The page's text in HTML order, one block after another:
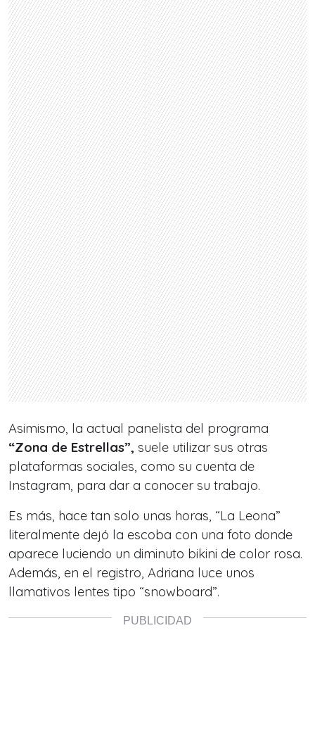
Asimismo, la actual panelista del programa
“Zona de Estrellas”, suele utilizar sus otras
plataformas sociales, como su cuenta de
Instagram, para dar a conocer su trabajo.
Es más, hace tan solo unas horas, “La Leona”
literalmente dejó la escoba con una foto donde
aparece luciendo un diminuto bikini de color rosa.
Además, en el registro, Adriana luce unos
llamativos lentes tipo “snowboard”.